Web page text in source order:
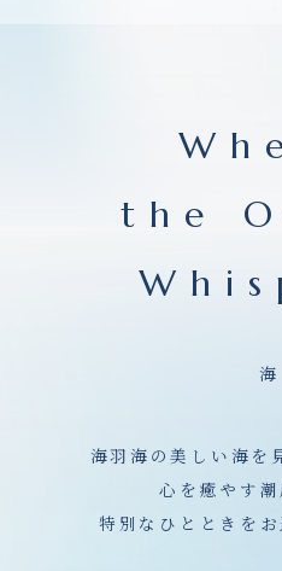
the
海
海羽海の美しい海を
心を癒やす潮
特別なひとときをお